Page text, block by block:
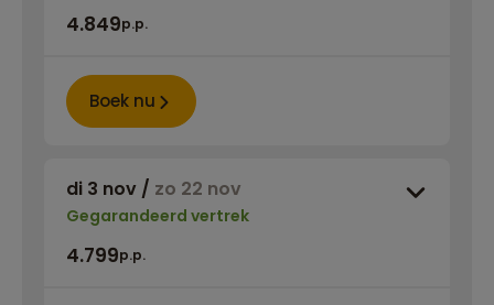
4.849p.p.
Boek nu
di 3 nov / zo 22 nov
Gegarandeerd vertrek
4.799p.p.